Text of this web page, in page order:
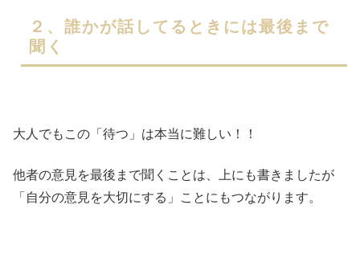
２、誰かが話してるときには最後まで
聞く
大人でもこの「待つ」は本当に難しい！！
他者の意見を最後まで聞くことは、上にも書きましたが
「自分の意見を大切にする」ことにもつながります。